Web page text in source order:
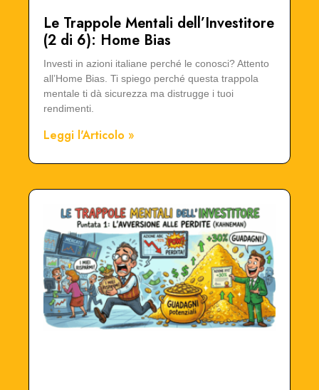
Le Trappole Mentali dell’Investitore
(2 di 6): Home Bias
Investi in azioni italiane perché le conosci? Attento
all’Home Bias. Ti spiego perché questa trappola
mentale ti dà sicurezza ma distrugge i tuoi
rendimenti.
Leggi l'Articolo »